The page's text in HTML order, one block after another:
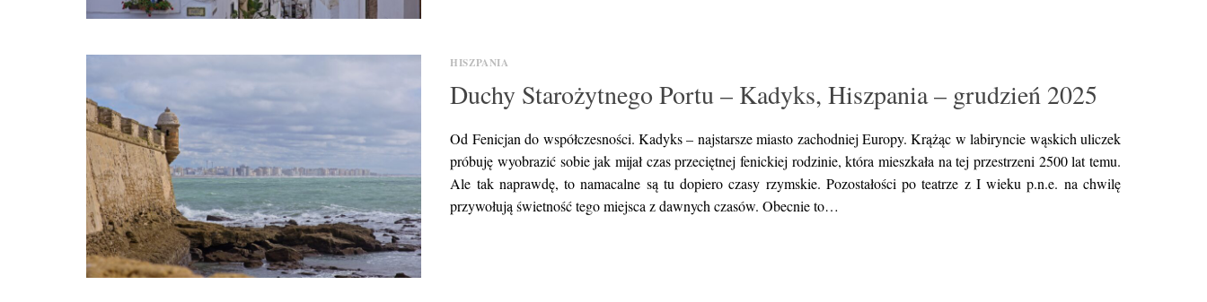
HISZPANIA
Duchy Starożytnego Portu – Kadyks, Hiszpania – grudzień 2025
Od Fenicjan do współczesności. Kadyks – najstarsze miasto zachodniej Europy. Krążąc w labiryncie wąskich uliczek
próbuję wyobrazić sobie jak mijał czas przeciętnej fenickiej rodzinie, która mieszkała na tej przestrzeni 2500 lat temu.
Ale tak naprawdę, to namacalne są tu dopiero czasy rzymskie. Pozostałości po teatrze z I wieku p.n.e. na chwilę
przywołują świetność tego miejsca z dawnych czasów. Obecnie to…